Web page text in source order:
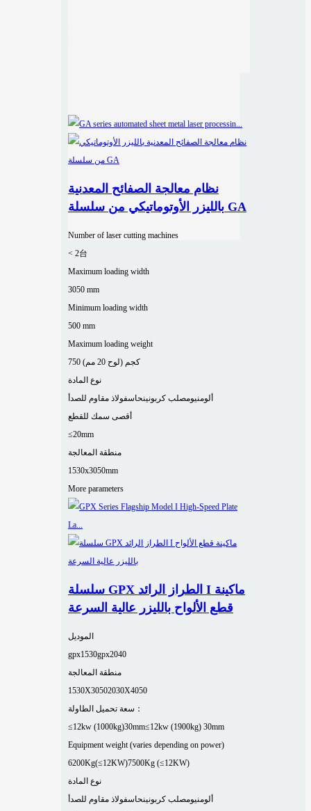
نظام معالجة الصفائح المعدنية
بالليزر الأوتوماتيكي من سلسلة GA
Number of laser cutting machines
< 2台
Maximum loading width
3050 mm
Minimum loading width
500 mm
Maximum loading weight
750 كجم (لوح 20 مم)
نوع المادة
ألومنيومصلب كربونينحاسفولاذ مقاوم للصدأ
أقصى سمك للقطع
≤20mm
منطقة المعالجة
1530x3050mm
More parameters
سلسلة GPX الطراز الرائد I ماكينة
قطع الألواح بالليزر عالية السرعة
الموديل
gpx1530gpx2040
منطقة المعالجة
1530X30502030X4050
سعة تحميل الطاولة：
≤12kw (1000kg)30mm≤12kw (1900kg) 30mm
Equipment weight (varies depending on power)
6200Kg(≤12KW)7500Kg (≤12KW)
نوع المادة
ألومنيومصلب كربونينحاسفولاذ مقاوم للصدأ